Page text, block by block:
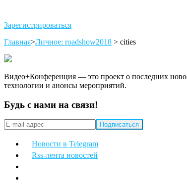
Зарегистрироваться
Главная>Личное: roadshow2018 > cities
Видео+Конференция — это проект о последних
технологии и анонсы мероприятий.
Будь с нами на связи!
Новости в Telegram
Rss-лента новостей